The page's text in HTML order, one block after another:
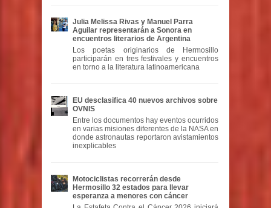
Julia Melissa Rivas y Manuel Parra
Aguilar representarán a Sonora en
encuentros literarios de Argentina
Los poetas originarios de Hermosillo
participarán en tres festivales y encuentros
en torno a la literatura latinoamericana
EU desclasifica 40 nuevos archivos sobre
OVNIS
Entre los documentos hay eventos ocurridos
en varias misiones diferentes de la NASA en
donde astronautas reportaron avistamientos
inexplicables
Motociclistas recorrerán desde
Hermosillo 32 estados para llevar
esperanza a menores con cáncer